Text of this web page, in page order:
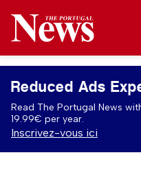
Reduced Ads
Read The Portugal News
19.99€ per year.
Inscrivez-vous ici